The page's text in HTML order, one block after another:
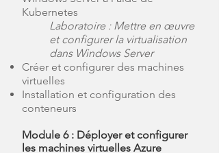
Kubernetes
Laboratoire : Mettre en œuvre
et configurer la virtualisation
dans Windows Server
Créer et configurer des machines
virtuelles
Installation et configuration des
conteneurs
Module 6 : Déployer et configurer
les machines virtuelles Azure